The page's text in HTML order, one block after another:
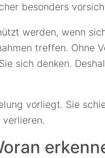
besonders
werden, wenn
treffen.
sich denken.
vorliegt. Sie